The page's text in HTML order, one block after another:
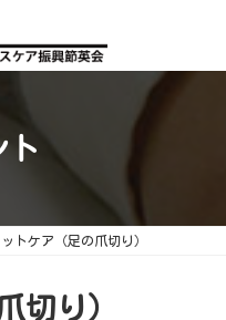
ト
トケア（足の爪切り）
切り）